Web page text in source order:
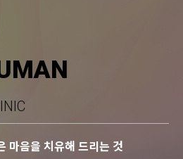
마음을 치유해 드리는 것